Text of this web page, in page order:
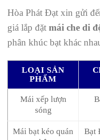
Hòa Phát Đạt xin gửi
giá lắp đặt mái che di
phân khúc bạt khác
LOẠI SẢN
PHẨM
Mái xếp lượn
sóng
Mái bạt kéo quán
Bạt